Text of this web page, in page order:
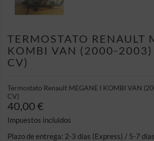
TERMOSTATO RENAULT
KOMBI VAN (2000-
CV)
Termostato Renault MEGANE I KOMBI VAN
CV)
40,00 €
Impuestos incluidos
Plazo de entrega: 2-3 días (Express) / 5-7